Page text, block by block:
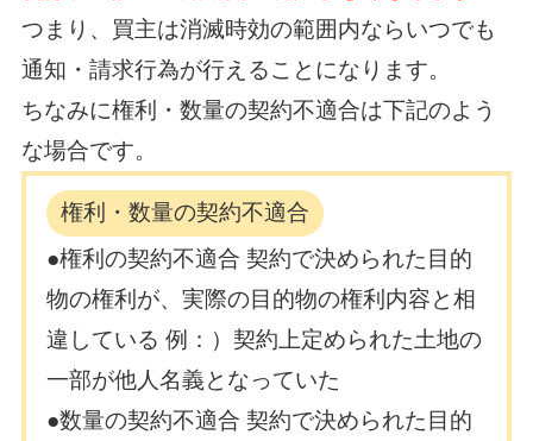
つまり、買主は消滅時効の範囲内ならいつでも
通知・請求行為が行えることになります。
ちなみに権利・数量の契約不適合は下記のよう
な場合です。
権利・数量の契約不適合
●権利の契約不適合 契約で決められた目的
物の権利が、実際の目的物の権利内容と相
違している 例：）契約上定められた土地の
一部が他人名義となっていた
●数量の契約不適合 契約で決められた目的